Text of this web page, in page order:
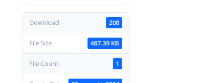
Download 208
File Size 467.39 KB
File Count 1